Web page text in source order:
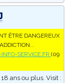
ÊTRE DANGEREUX
SERVICE.FR (09
ans ou plus. Visit :